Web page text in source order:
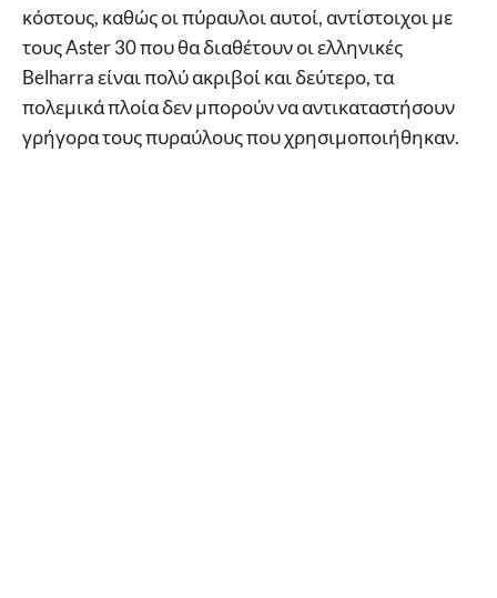
κόστους, καθώς οι πύραυλοι αυτοί, αντίστοιχοι με
τους Aster 30 που θα διαθέτουν οι ελληνικές
Belharra είναι πολύ ακριβοί και δεύτερο, τα
πολεμικά πλοία δεν μπορούν να αντικαταστήσουν
γρήγορα τους πυραύλους που χρησιμοποιήθηκαν.